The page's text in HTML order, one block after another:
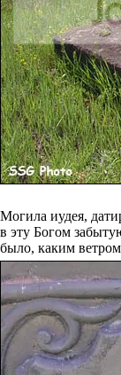
Могила иудея,
в эту Богом
было, каким